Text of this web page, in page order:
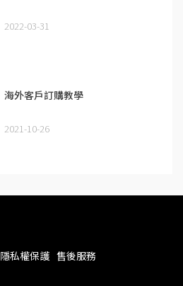
2022-03-31
海外客戶訂購教學
2021-10-26
隱私權保護 售後服務